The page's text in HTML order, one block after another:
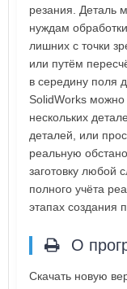
резания. Деталь
нуждам
лишних с точки
или путём
в середину поля
SolidWorks можно
нескольких
деталей, или
реальную
заготовку любой
полного учёта
этапах создания
О
Скачать новую